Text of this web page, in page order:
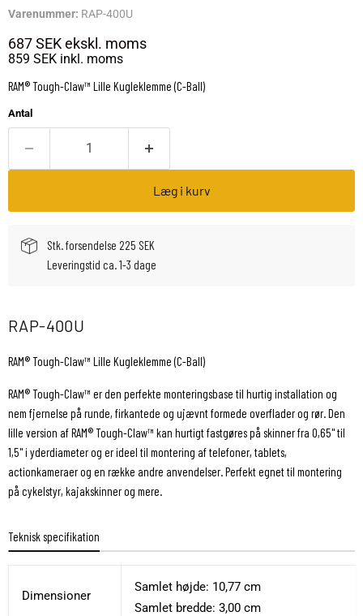
Varenummer: RAP-400U
687 SEKekskl. moms
859 SEK inkl. moms
RAM® Tough-Claw™ Lille Kugleklemme (C-Ball)
Antal
Læg i kurv
Stk. forsendelse 225 SEK
Leveringstid ca. 1-3 dage
RAP-400U
RAM® Tough-Claw™ Lille Kugleklemme (C-Ball)
RAM® Tough-Claw™ er den perfekte monteringsbase til hurtig installation og
nem fjernelse på runde, firkantede og ujævnt formede overflader og rør. Den
lille version af RAM® Tough-Claw™ kan hurtigt fastgøres på skinner fra 0,65" til
1,5" i yderdiameter og er ideel til montering af telefoner, tablets,
actionkameraer og en række andre anvendelser. Perfekt egnet til montering
på cykelstyr, kajakskinner og mere.
Teknisk specifikation
Dimensioner
Samlet højde: 10,77 cm
Samlet bredde: 3,00 cm